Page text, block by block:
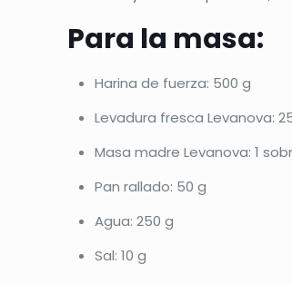
Para la masa:
Harina de fuerza: 500 g
Levadura fresca Levanova:
Masa madre Levanova: 1
Pan rallado: 50 g
Agua: 250 g
Sal: 10 g